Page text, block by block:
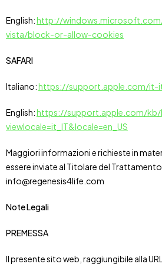
English:http://
vista/block-or-allow-cookies
SAFARI
Italiano:https://support.apple.com/it-
English:https://support.apple.com/kb/
viewlocale=it_IT&locale=en_US
Maggiori informazioni e richieste in
essere inviate al Titolare del
info@regenesis4life.com
Note Legali
PREMESSA
Il presente sito web, raggiungibile alla URL